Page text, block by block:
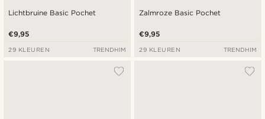
Lichtbruine Basic Pochet
€9,95
29 KLEUREN TRENDHIM
Zalmroze Basic Pochet
€9,95
29 KLEUREN TRENDHIM